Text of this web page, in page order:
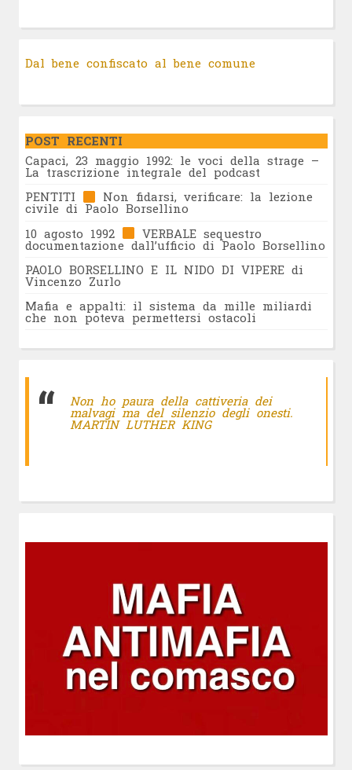
Dal bene confiscato al bene comune
POST RECENTI
Capaci, 23 maggio 1992: le voci della strage –
La trascrizione integrale del podcast
PENTITI
Non fidarsi, verificare: la lezione
civile di Paolo Borsellino
10 agosto 1992
VERBALE sequestro
documentazione dall’ufficio di Paolo Borsellino
PAOLO BORSELLINO E IL NIDO DI VIPERE di
Vincenzo Zurlo
Mafia e appalti: il sistema da mille miliardi
che non poteva permettersi ostacoli
Non ho paura della cattiveria dei
malvagi ma del silenzio degli onesti.
MARTIN LUTHER KING